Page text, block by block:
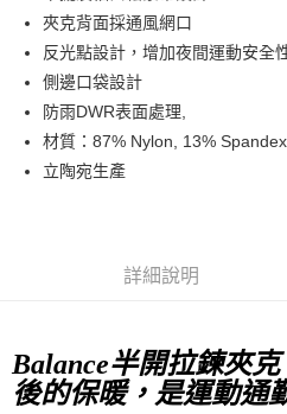
每筆NT$80，滿NT$10,000(含以上)
付款後全家取貨
每筆NT$80，滿NT$10,000(含以上)
7-11店到店
每筆NT$80，滿NT$10,000(含以上)
夾克背面採通風網口
反光點設計，增加夜間運動安全
側邊口袋設計
防雨DWR表面處理,
材質：87% Nylon, 13% Spandex
立陶宛生產
詳細說明
Balance半開拉鍊夾
後的保暖，是運動通